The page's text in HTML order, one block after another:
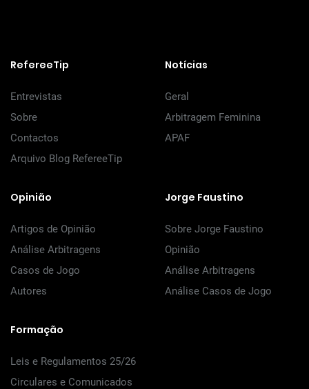
RefereeTip
Entrevistas
Sobre
Contactos
Arquivo Blog RefereeTip
Notícias
Geral
Arbitragem Feminina
APAF
Opinião
Artigos de Opinião
Análise Arbitragens
Casos de Jogo
Autores
Jorge Faustino
Sobre Jorge Faustino
Opinião
Análise Arbitragens
Análise Casos de Jogo
Formação
Leis e Regulamentos 25/26
Circulares e Comunicados